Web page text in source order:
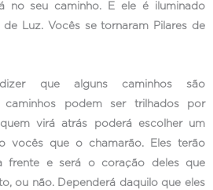
no seu caminho. E ele é iluminado
Luz. Vocês se tornaram Pilares de
que alguns caminhos são
caminhos podem ser trilhados por
virá atrás poderá escolher um
vocês que o chamarão. Eles terão
frente e será o coração deles que
ou não. Dependerá daquilo que eles